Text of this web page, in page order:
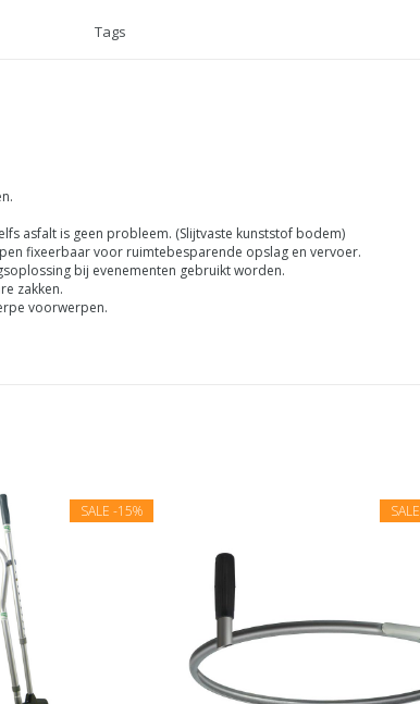
Tags
asfalt is geen probleem. (Slijtvaste kunststof bodem)
fixeerbaar voor ruimtebesparende opslag en vervoer.
bij evenementen gebruikt worden.
zakken.
voorwerpen.
SALE -15% SALE